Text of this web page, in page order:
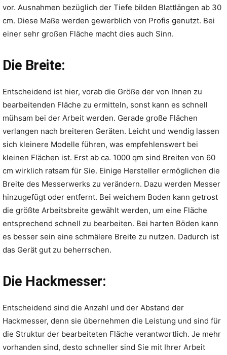
vor. Ausnahmen bezüglich der Tiefe bilden Blattlängen ab 30
cm. Diese Maße werden gewerblich von Profis genutzt. Bei
einer sehr großen Fläche macht dies auch Sinn.
Die Breite:
Entscheidend ist hier, vorab die Größe der von Ihnen zu
bearbeitenden Fläche zu ermitteln, sonst kann es schnell
mühsam bei der Arbeit werden. Gerade große Flächen
verlangen nach breiteren Geräten. Leicht und wendig lassen
sich kleinere Modelle führen, was empfehlenswert bei
kleinen Flächen ist. Erst ab ca. 1000 qm sind Breiten von 60
cm wirklich ratsam für Sie. Einige Hersteller ermöglichen die
Breite des Messerwerks zu verändern. Dazu werden Messer
hinzugefügt oder entfernt. Bei weichem Boden kann getrost
die größte Arbeitsbreite gewählt werden, um eine Fläche
entsprechend schnell zu bearbeiten. Bei harten Böden kann
es besser sein eine schmälere Breite zu nutzen. Dadurch ist
das Gerät gut zu beherrschen.
Die Hackmesser:
Entscheidend sind die Anzahl und der Abstand der
Hackmesser, denn sie übernehmen die Leistung und sind für
die Struktur der bearbeiteten Fläche verantwortlich. Je mehr
vorhanden sind, desto schneller sind Sie mit Ihrer Arbeit